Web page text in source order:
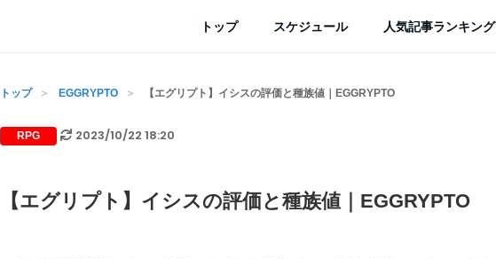
トップ スケジュール 人気記事ランキング
トップ EGGRYPTO 【エグリプト】イシスの評価と種族値｜EGGRYPTO
RPG 2023/10/22 18:20
【エグリプト】イシスの評価と種族値｜EGGRYPTO